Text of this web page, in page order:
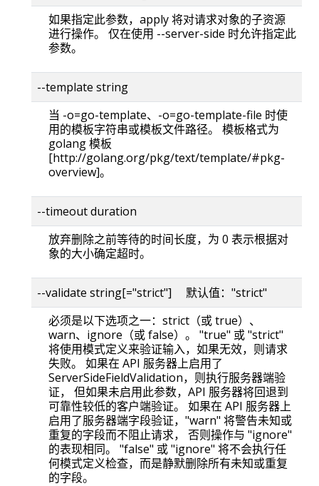
如果指定此参数，apply 将对请求对象的子资源
进行操作。 仅在使用 --server-side 时允许指定此
参数。
--template string
当 -o=go-template、-o=go-template-file 时使
用的模板字符串或模板文件路径。 模板格式为
golang 模板
[http://golang.org/pkg/text/template/#pkg-
overview]。
--timeout duration
放弃删除之前等待的时间长度，为 0 表示根据对
象的大小确定超时。
--validate string[="strict"] 默认值："strict"
必须是以下选项之一：strict（或 true）、
warn、ignore（或 false）。 "true" 或 "strict"
将使用模式定义来验证输入，如果无效，则请求
失败。 如果在 API 服务器上启用了
ServerSideFieldValidation，则执行服务器端验
证， 但如果未启用此参数，API 服务器将回退到
可靠性较低的客户端验证。 如果在 API 服务器上
启用了服务器端字段验证，"warn" 将警告未知或
重复的字段而不阻止请求， 否则操作与 "ignore"
的表现相同。 "false" 或 "ignore" 将不会执行任
何模式定义检查，而是静默删除所有未知或重复
的字段。